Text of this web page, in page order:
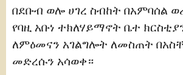
በደቡብ ወሎ ሀገረ ስብከት በአምባሰል
የባዚ አቡነ ተክለሃይማኖት ቤተ
ለምዕመናን አገልግሎት ለመስጠት
መድረሱን አሳወቀ።